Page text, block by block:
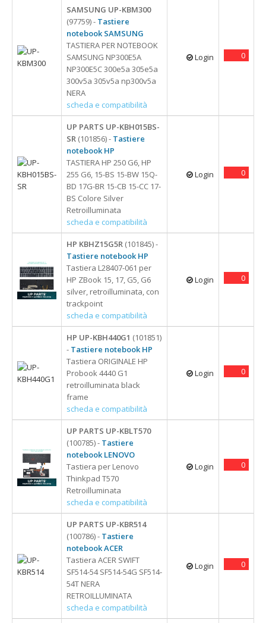
SAMSUNG UP-KBM300
(97759) - Tastiere
notebook SAMSUNG
TASTIERA PER NOTEBOOK
SAMSUNG NP300E5A
NP300E5C 300e5a 305e5a
300v5a 305v5a np300v5a
NERA
scheda e compatibilità
Login 0
UP PARTS UP-KBH015BS-
SR (101856) - Tastiere
notebook HP
TASTIERA HP 250 G6, HP
255 G6, 15-BS 15-BW 15Q-
BD 17G-BR 15-CB 15-CC 17-
BS Colore Silver
Retroilluminata
scheda e compatibilità
Login 0
HP KBHZ15G5R (101845) -
Tastiere notebook HP
Tastiera L28407-061 per
HP ZBook 15, 17, G5, G6
silver, retroilluminata, con
trackpoint
scheda e compatibilità
Login 0
HP UP-KBH440G1 (101851)
- Tastiere notebook HP
Tastiera ORIGINALE HP
Probook 4440 G1
retroilluminata black
frame
scheda e compatibilità
Login 0
UP PARTS UP-KBLT570
(100785) - Tastiere
notebook LENOVO
Tastiera per Lenovo
Thinkpad T570
Retroilluminata
scheda e compatibilità
Login 0
UP PARTS UP-KBR514
(100786) - Tastiere
notebook ACER
Tastiera ACER SWIFT
SF514-54 SF514-54G SF514-
54T NERA
RETROILLUMINATA
scheda e compatibilità
Login 0